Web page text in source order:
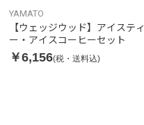
YAMATO
【ウェッジウッド】アイスティ
ー・アイスコーヒーセット
￥6,156(税・送料込)